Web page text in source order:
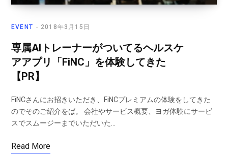
EVENT 2018年3月15日
専属AIトレーナーがついてるヘルスケ
アアプリ「FiNC」を体験してきた
【PR】
FiNCさんにお招きいただき、FiNCプレミアムの体験をしてきた
のでそのご紹介をば。 会社やサービス概要、ヨガ体験にサービ
スでスムージーまでいただいた…
Read More